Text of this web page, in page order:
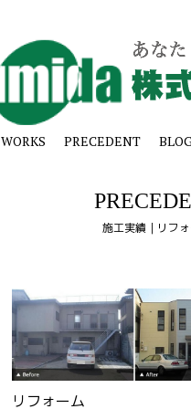
WORKS PRECEDENT
施工実績｜リフ
リフォーム